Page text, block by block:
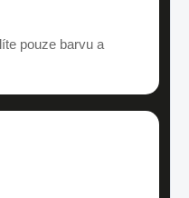
pouze barvu a